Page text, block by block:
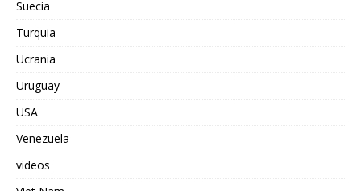
Suecia
Turquia
Ucrania
Uruguay
USA
Venezuela
videos